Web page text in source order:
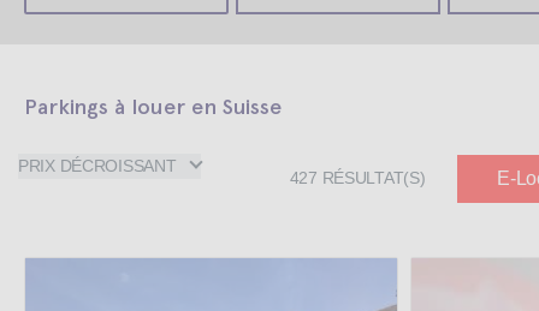
Appartements /
/
Projets neufs
Gérance
Biens
Parkings à louer en Suisse
427 RÉSULTAT(S) E-
PRIX DÉCROISSANT